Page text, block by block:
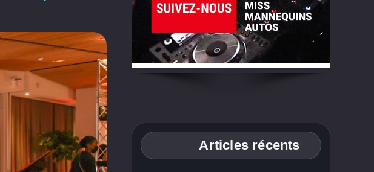
_____Articles récents